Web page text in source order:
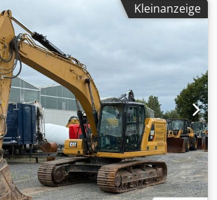
Kleinanzeige